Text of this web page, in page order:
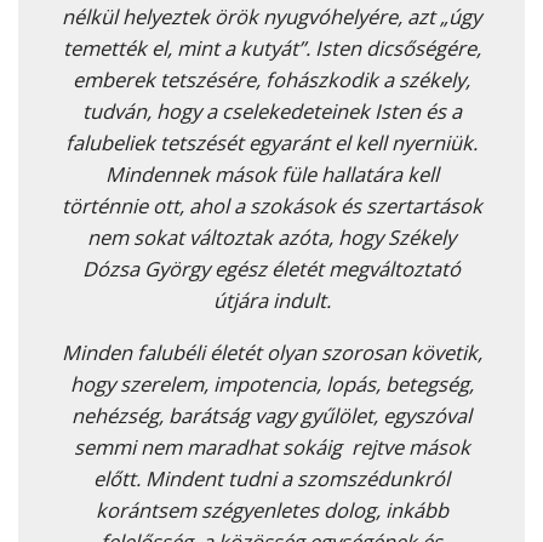
nélkül helyeztek örök nyugvóhelyére, azt „úgy
temették el, mint a kutyát”. Isten dicsőségére,
emberek tetszésére, fohászkodik a székely,
tudván, hogy a cselekedeteinek Isten és a
falubeliek tetszését egyaránt el kell nyerniük.
Mindennek mások füle hallatára kell
történnie ott, ahol a szokások és szertartások
nem sokat változtak azóta, hogy Székely
Dózsa György egész életét megváltoztató
útjára indult.
Minden falubéli életét olyan szorosan követik,
hogy szerelem, impotencia, lopás, betegség,
nehézség, barátság vagy gyűlölet, egyszóval
semmi nem maradhat sokáig rejtve mások
előtt. Mindent tudni a szomszédunkról
korántsem szégyenletes dolog, inkább